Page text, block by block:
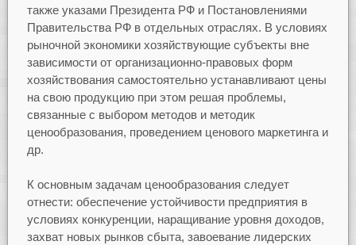
также указами Президента РФ и Постановлениями
Правительства РФ в отдельных отраслях. В условиях
рыночной экономики хозяйствующие субъекты вне
зависимости от организационно-правовых форм
хозяйствования самостоятельно устанавливают цены
на свою продукцию при этом решая проблемы,
связанные с выбором методов и методик
ценообразования, проведением ценового маркетинга и
др.
К основным задачам ценообразования следует
отнести: обеспечение устойчивости предприятия в
условиях конкуренции, наращивание уровня доходов,
захват новых рынков сбыта, завоевание лидерских